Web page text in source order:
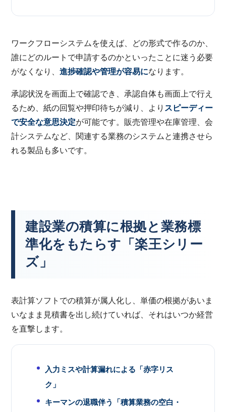
ワークフローシステムを使えば、どの形式で作るのか、
誰にどのルートで申請するのかといったことに迷う必要
がなくなり、進捗確認や管理が容易になります。
承認状況を画面上で確認でき、承認自体も画面上で行え
るため、紙の回覧や押印待ちが減り、より スピーディー
で安全な意思決定が可能です。販売管理や在庫管理、会
計システムなど、関連する業務のシステムと連携させら
れる製品も多いです。
建設業の積算に根拠と業務標
準化をもたらす「楽王シリー
ズ」
表計算ソフトでの積算が属人化し、単価の根拠があいま
いなまま見積書を出し続けていれば、それはいつか経営
を直撃します。
入力ミスや計算漏れによる「赤字リス
ク」
キーマンの退職伴う「積算業務の空白・